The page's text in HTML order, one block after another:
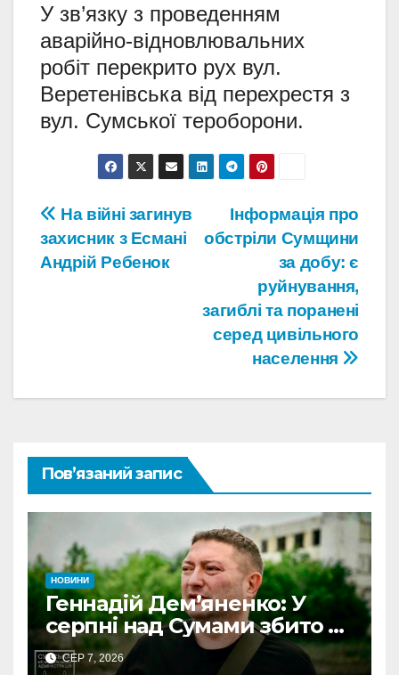
У зв’язку з проведенням
аварійно-відновлювальних
робіт перекрито рух вул.
Веретенівська від перехрестя з
вул. Сумської тероборони.
Навігація
записів
Інформація про
обстріли Сумщини
за добу: є
руйнування,
загиблі та поранені
серед цивільного
населення
На війні загинув
захисник з Есмані
Андрій Ребенок
Пов’язаний запис
НОВИНИ
Геннадій Дем’яненко: У
серпні над Сумами збито 6
КАБів
СЕР 7, 2026